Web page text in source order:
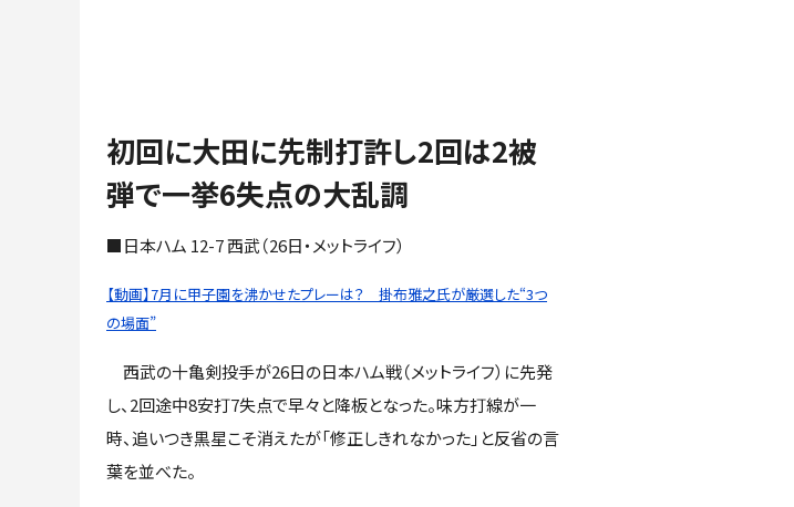
初回に大田に先制打許し2回は2被
弾で一挙6失点の大乱調
■日本ハム 12-7 西武（26日・メットライフ）
【動画】7月に甲子園を沸かせたプレーは？ 掛布雅之氏が厳選した“3つ
の場面”
西武の十亀剣投手が26日の日本ハム戦（メットライフ）に先発
し、2回途中8安打7失点で早々と降板となった。味方打線が一
時、追いつき黒星こそ消えたが「修正しきれなかった」と反省の言
葉を並べた。